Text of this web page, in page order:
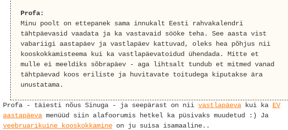
Profa:
Minu poolt on ettepanek sama innukalt Eesti rahvakalendri
tähtpäevasid vaadata ja ka vastavaid sööke teha. See aasta vist
vabariigi aastapäev ja vastlapäev kattuvad, oleks hea põhjus nii
kooskokkamisteema kui ka vastlapäevatoidud ühendada. Mitte et
mulle ei meeldiks sõbrapäev - aga lihtsalt tundub et mitmed vanad
tähtpäevad koos eriliste ja huvitavate toitudega kiputakse ära
unustatama.
Profa - täiesti nõus Sinuga - ja seepärast on nii vastlapäeva kui ka EV
aastapäeva menüüd siin alafoorumis hetkel ka püsivaks muudetud :) Ja
veebruarikuine kooskokkamine on ju suisa isamaaline..